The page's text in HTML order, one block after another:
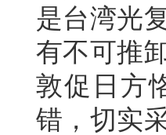
是台湾光
有不可推
敦促日方
错，切实